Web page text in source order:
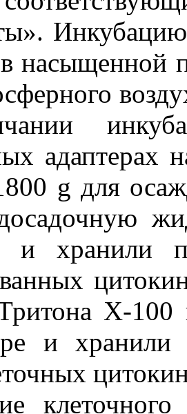
насыщенной
адаптерах
g для
и хранили
X-
и